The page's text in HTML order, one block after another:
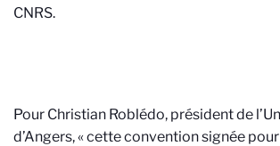
CNRS.
Pour Christian Roblédo, président de
d’Angers, « cette convention signée